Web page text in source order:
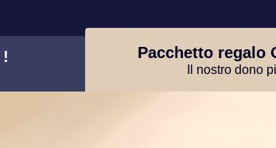
! Pacchetto regalo
Il nostro dono